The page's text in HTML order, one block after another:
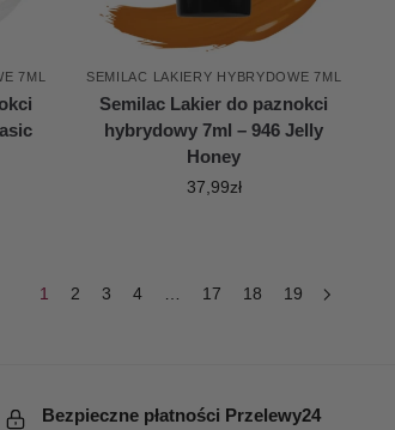
7ML SEMILAC LAKIERY HYBRYDOWE 7ML
Semilac Lakier do paznokci
hybrydowy 7ml – 946 Jelly
Honey
37,99zł
1 2 3 4 … 17 18 19
Bezpieczne płatności Przelewy24